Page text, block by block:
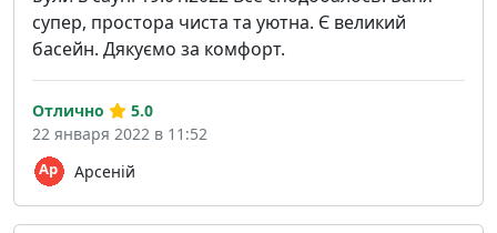
супер, простора чиста та уютна. Є великий
басейн. Дякуємо за комфорт.
Арсеній
Отлично
5.0
22 января 2022 в 11:52